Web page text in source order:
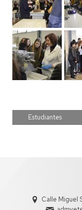
Estudiantes
Calle Miguel